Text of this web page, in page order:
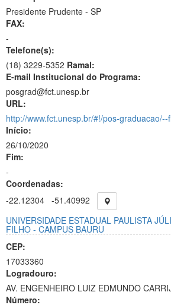
Presidente Prudente - SP
FAX:
-
Telefone(s):
(18) 3229-5352 Ramal:
E-mail Institucional do Programa:
posgrad@fct.unesp.br
URL:
http://www.fct.unesp.br/#!/pos-graduacao/--
Início:
26/10/2020
Fim:
-
Coordenadas:
-22.12304 -51.40992
UNIVERSIDADE ESTADUAL PAULISTA
FILHO - CAMPUS BAURU
CEP:
17033360
Logradouro:
AV. ENGENHEIRO LUIZ EDMUNDO
Número: